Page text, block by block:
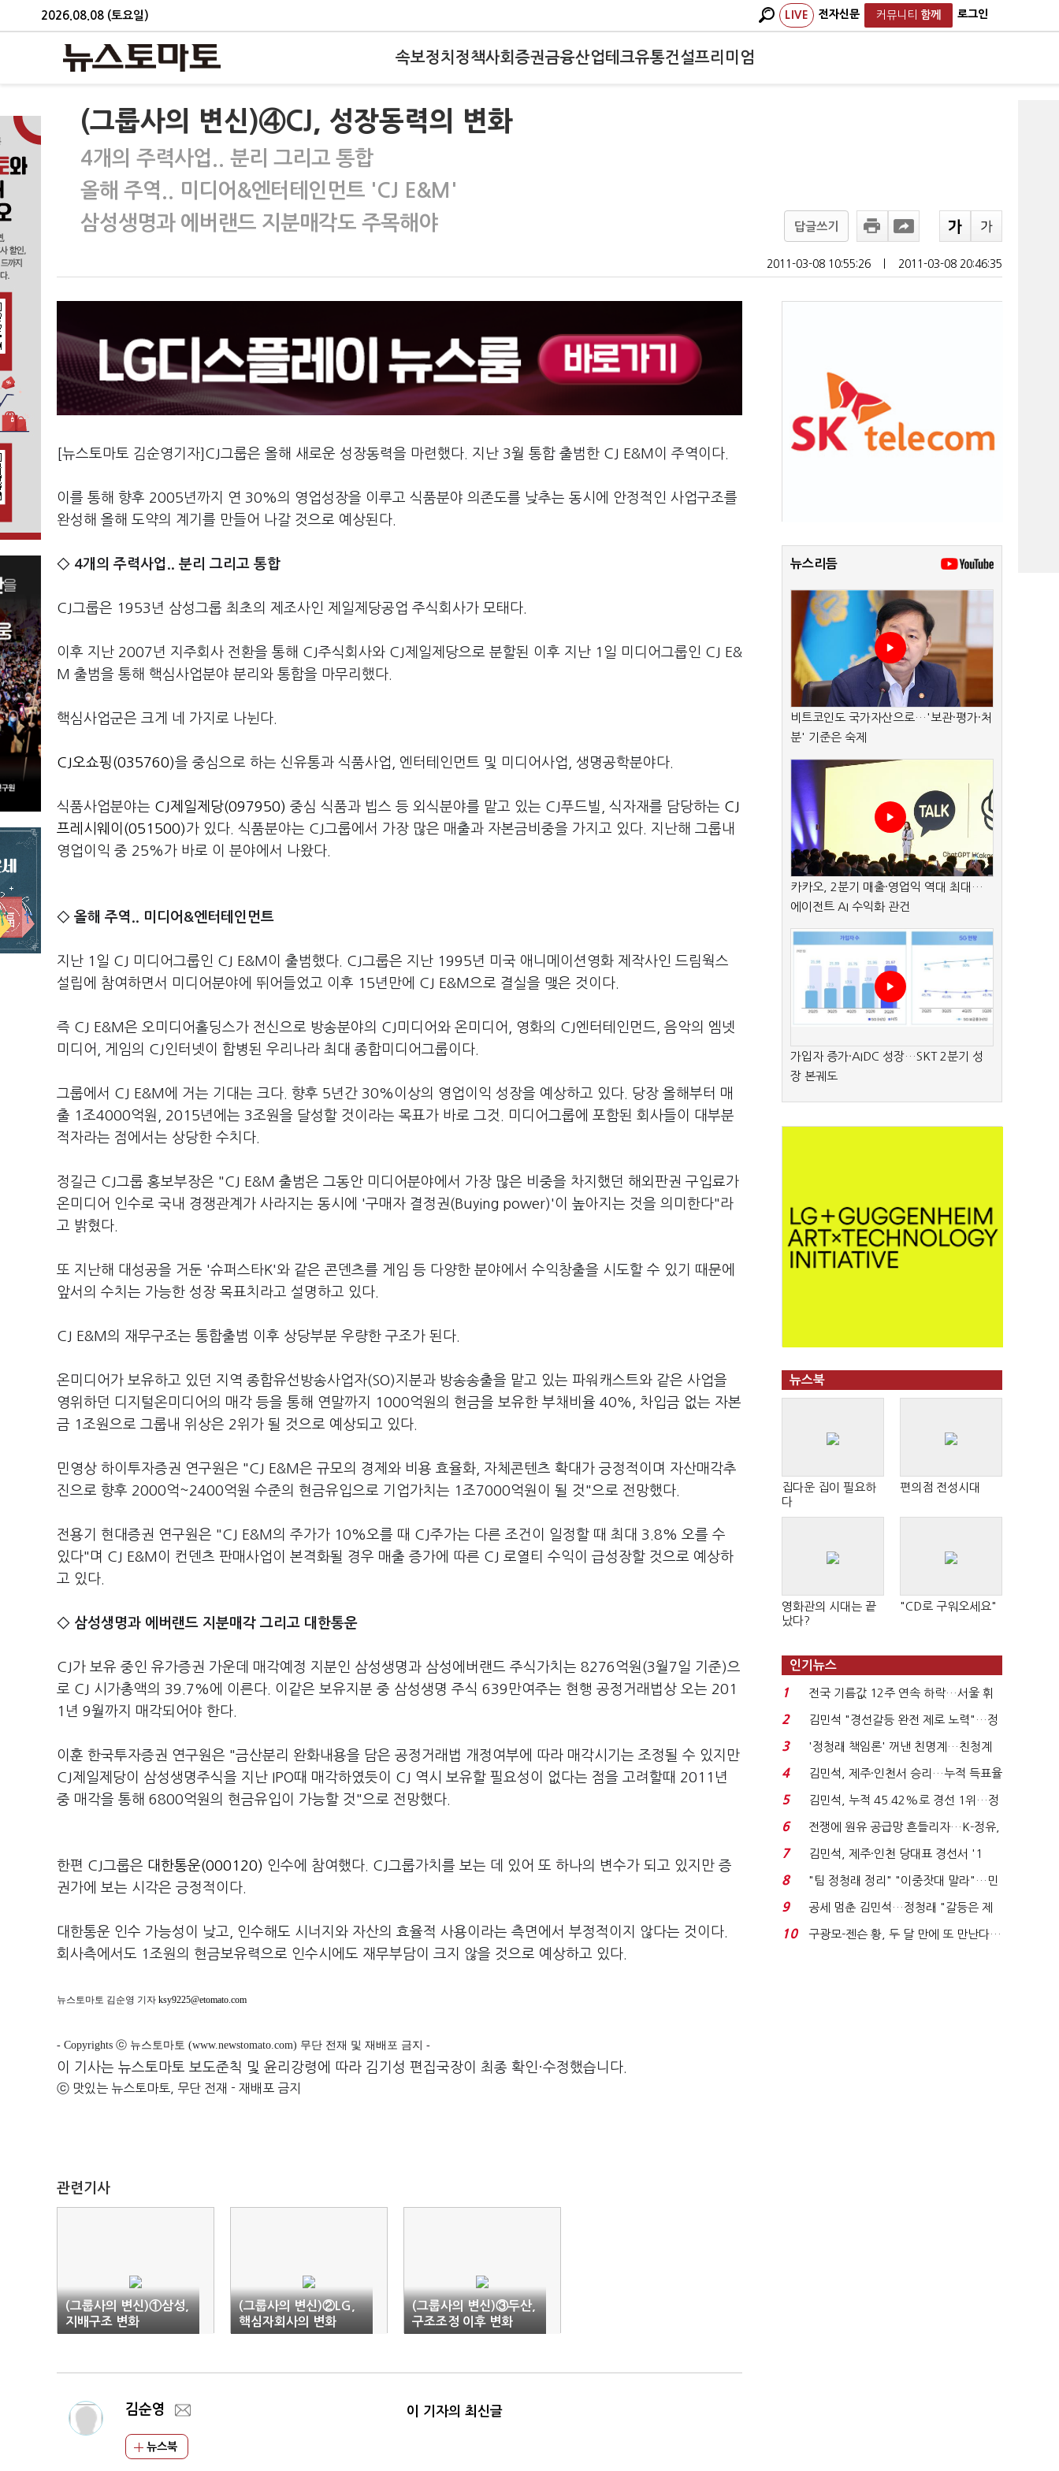
2026.08.08 (토요일) LIVE 전자신문 커뮤니티 함께 로그인
속보정치 정책사회 증권금융산업테크유통건설프리미엄
(그룹사의 변신)④CJ, 성장동력의 변화
4개의 주력사업.. 분리 그리고 통합
올해 주역.. 미디어&엔터테인먼트 'CJ E&M'
삼성생명과 에버랜드 지분매각도 주목해야
답글쓰기
2011-03-08 10:55:26 2011-03-08 20:46:35
[뉴스토마토 김순영기자]CJ그룹은 올해 새로운 성장동력을 마련했다. 지난 3월 통합 출범한 CJ E&M이 주역이다.
이를 통해 향후 2005년까지 연 30%의 영업성장을 이루고 식품분야 의존도를 낮추는 동시에 안정적인 사업구조를
완성해 올해 도약의 계기를 만들어 나갈 것으로 예상된다.
◇ 4개의 주력사업.. 분리 그리고 통합
CJ그룹은 1953년 삼성그룹 최초의 제조사인 제일제당공업 주식회사가 모태다.
이후 지난 2007년 지주회사 전환을 통해 CJ주식회사와 CJ제일제당으로 분할된 이후 지난 1일 미디어그룹인 CJ E&
M 출범을 통해 핵심사업분야 분리와 통합을 마무리했다.
핵심사업군은 크게 네 가지로 나뉜다.
CJ오쇼핑(035760)을 중심으로 하는 신유통과 식품사업, 엔터테인먼트 및 미디어사업, 생명공학분야다.
식품사업분야는 CJ제일제당(097950) 중심 식품과 빕스 등 외식분야를 맡고 있는 CJ푸드빌, 식자재를 담당하는 CJ
프레시웨이(051500)가 있다. 식품분야는 CJ그룹에서 가장 많은 매출과 자본금비중을 가지고 있다. 지난해 그룹내
영업이익 중 25%가 바로 이 분야에서 나왔다.
◇ 올해 주역.. 미디어&엔터테인먼트
지난 1일 CJ 미디어그룹인 CJ E&M이 출범했다. CJ그룹은 지난 1995년 미국 애니메이션영화 제작사인 드림웍스
설립에 참여하면서 미디어분야에 뛰어들었고 이후 15년만에 CJ E&M으로 결실을 맺은 것이다.
즉 CJ E&M은 오미디어홀딩스가 전신으로 방송분야의 CJ미디어와 온미디어, 영화의 CJ엔터테인먼드, 음악의 엠넷
미디어, 게임의 CJ인터넷이 합병된 우리나라 최대 종합미디어그룹이다.
그룹에서 CJ E&M에 거는 기대는 크다. 향후 5년간 30%이상의 영업이익 성장을 예상하고 있다. 당장 올해부터 매
출 1조4000억원, 2015년에는 3조원을 달성할 것이라는 목표가 바로 그것. 미디어그룹에 포함된 회사들이 대부분
적자라는 점에서는 상당한 수치다.
정길근 CJ그룹 홍보부장은 "CJ E&M 출범은 그동안 미디어분야에서 가장 많은 비중을 차지했던 해외판권 구입료가
온미디어 인수로 국내 경쟁관계가 사라지는 동시에 '구매자 결정권(Buying power)'이 높아지는 것을 의미한다"라
고 밝혔다.
또 지난해 대성공을 거둔 '슈퍼스타K'와 같은 콘덴츠를 게임 등 다양한 분야에서 수익창출을 시도할 수 있기 때문에
앞서의 수치는 가능한 성장 목표치라고 설명하고 있다.
CJ E&M의 재무구조는 통합출범 이후 상당부분 우량한 구조가 된다.
온미디어가 보유하고 있던 지역 종합유선방송사업자(SO)지분과 방송송출을 맡고 있는 파워캐스트와 같은 사업을
영위하던 디지털온미디어의 매각 등을 통해 연말까지 1000억원의 현금을 보유한 부채비율 40%, 차입금 없는 자본
금 1조원으로 그룹내 위상은 2위가 될 것으로 예상되고 있다.
민영상 하이투자증권 연구원은 "CJ E&M은 규모의 경제와 비용 효율화, 자체콘텐츠 확대가 긍정적이며 자산매각추
진으로 향후 2000억~2400억원 수준의 현금유입으로 기업가치는 1조7000억원이 될 것"으로 전망했다.
전용기 현대증권 연구원은 "CJ E&M의 주가가 10%오를 때 CJ주가는 다른 조건이 일정할 때 최대 3.8% 오를 수
있다"며 CJ E&M이 컨덴츠 판매사업이 본격화될 경우 매출 증가에 따른 CJ 로열티 수익이 급성장할 것으로 예상하
고 있다.
◇ 삼성생명과 에버랜드 지분매각 그리고 대한통운
CJ가 보유 중인 유가증권 가운데 매각예정 지분인 삼성생명과 삼성에버랜드 주식가치는 8276억원(3월7일 기준)으
로 CJ 시가총액의 39.7%에 이른다. 이같은 보유지분 중 삼성생명 주식 639만여주는 현행 공정거래법상 오는 201
1년 9월까지 매각되어야 한다.
이훈 한국투자증권 연구원은 "금산분리 완화내용을 담은 공정거래법 개정여부에 따라 매각시기는 조정될 수 있지만
CJ제일제당이 삼성생명주식을 지난 IPO때 매각하였듯이 CJ 역시 보유할 필요성이 없다는 점을 고려할때 2011년
중 매각을 통해 6800억원의 현금유입이 가능할 것"으로 전망했다.
한편 CJ그룹은 대한통운(000120) 인수에 참여했다. CJ그룹가치를 보는 데 있어 또 하나의 변수가 되고 있지만 증
권가에 보는 시각은 긍정적이다.
대한통운 인수 가능성이 낮고, 인수해도 시너지와 자산의 효율적 사용이라는 측면에서 부정적이지 않다는 것이다.
회사측에서도 1조원의 현금보유력으로 인수시에도 재무부담이 크지 않을 것으로 예상하고 있다.
뉴스토마토 김순영 기자 ksy9225@etomato.com
- Copyrights ⓒ 뉴스토마토 (www.newstomato.com) 무단 전재 및 재배포 금지 -
이 기사는 뉴스토마토 보도준칙 및 윤리강령에 따라 김기성 편집국장이 최종 확인·수정했습니다.
ⓒ 맛있는 뉴스토마토, 무단 전재 - 재배포 금지
관련기사
(그룹사의 변신)①삼성,
지배구조 변화
(그룹사의 변신)②LG,
핵심자회사의 변화
(그룹사의 변신)③두산,
구조조정 이후 변화
김순영
뉴스북
이 기자의 최신글
뉴스리듬
비트코인도 국가자산으로…'보관·평가·처
분' 기준은 숙제
카카오, 2분기 매출·영업익 역대 최대…
에이전트 AI 수익화 관건
가입자 증가·AIDC 성장…SKT 2분기 성
장 본궤도
뉴스북
집다운 집이 필요하
다
편의점 전성시대
영화관의 시대는 끝
났다?
"CD로 구워오세요"
인기뉴스
1
전국 기름값 12주 연속 하락…서울 휘
발윳값 1909원...
2
김민석 "경선갈등 완전 제로 노력"…정
청래 "반명 공세 사...
3
'정청래 책임론' 꺼낸 친명계…친청계
는 추가투표 때리기...
4
김민석, 제주·인천서 승리…누적 득표율
'1위 탈환'(종합)...
5
김민석, 누적 45.42%로 경선 1위…정
청래와 격차 0.86%p(...
6
전쟁에 원유 공급망 흔들리자…K-정유,
에너지안보 핵심...
7
김민석, 제주·인천 당대표 경선서 '1
위'(1보)...
8
"팀 정청래 정리" "이중잣대 말라"…민
주 최고위원 계파 다...
9
공세 멈춘 김민석…정청래 "갈등은 제
가 수습"
10
구광모-젠슨 황, 두 달 만에 또 만난다…